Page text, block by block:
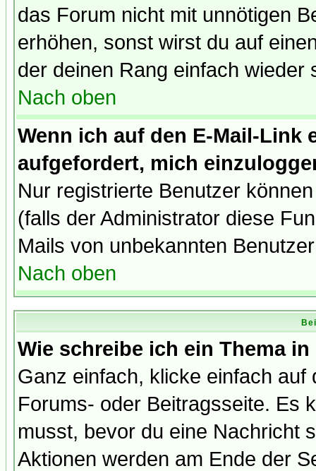
das Forum nicht mit unnötigen
erhöhen, sonst wirst du auf
der deinen Rang einfach wieder
Nach oben
Wenn ich auf den E-Mail-Link
aufgefordert, mich
Nur registrierte Benutzer
(falls der Administrator diese
Mails von unbekannten
Nach oben
Wie schreibe ich ein Thema
Ganz einfach, klicke einfach
Forums- oder Beitragsseite. Es
musst, bevor du eine Nachricht
Aktionen werden am Ende der